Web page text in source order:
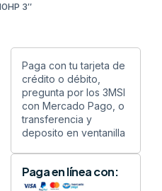
3″
Paga con tu tarjeta de
crédito o débito,
pregunta por los 3MSI
con Mercado Pago, o
transferencia y
deposito en ventanilla
Paga en línea con: